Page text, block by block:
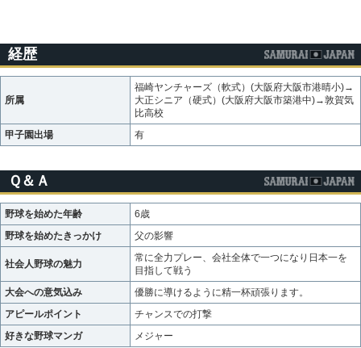
経歴
所属
福崎ヤンチャーズ（軟式）(大阪府大阪市港晴小)→
大正シニア（硬式）(大阪府大阪市築港中)→敦賀気
比高校
甲子園出場
有
Ｑ＆Ａ
野球を始めた年齢
6歳
野球を始めたきっかけ
父の影響
社会人野球の魅力
常に全力プレー、会社全体で一つになり日本一を
目指して戦う
大会への意気込み
優勝に導けるように精一杯頑張ります。
アピールポイント
チャンスでの打撃
好きな野球マンガ
メジャー